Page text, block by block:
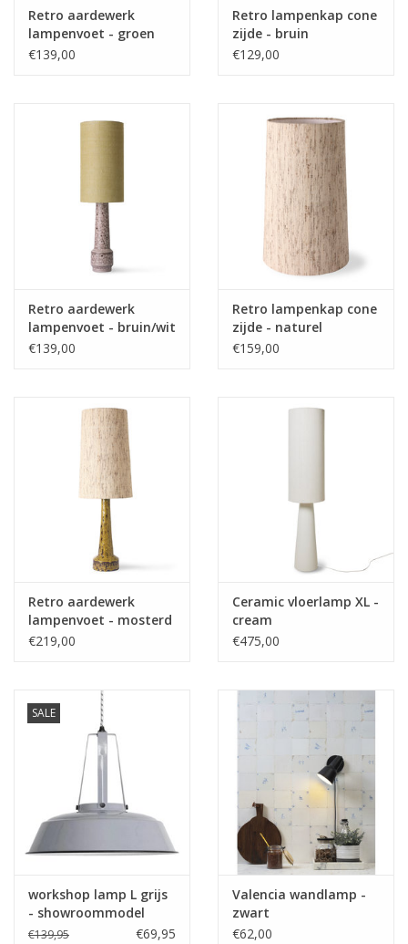
Retro aardewerk
lampenvoet - groen
€139,00
Retro lampenkap cone
zijde - bruin
€129,00
Retro aardewerk
lampenvoet - bruin/wit
€139,00
Retro lampenkap cone
zijde - naturel
€159,00
Retro aardewerk
lampenvoet - mosterd
€219,00
Ceramic vloerlamp XL -
cream
€475,00
SALE
workshop lamp L grijs
- showroommodel
€139,95 €69,95
Valencia wandlamp -
zwart
€62,00